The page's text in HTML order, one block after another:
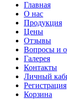
Главная
О нас
Продукция
Цены
Отзывы
Вопросы и
Галерея
Контакты
Личный
Регистрация
Корзина